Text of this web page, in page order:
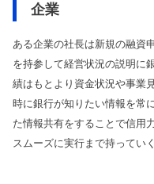
企業
ある企業の社長は新規の融資
を持参して経営状況の説明に
績はもとより資金状況や事業
時に銀行が知りたい情報を常
た情報共有をすることで信用
スムーズに実行まで持ってい